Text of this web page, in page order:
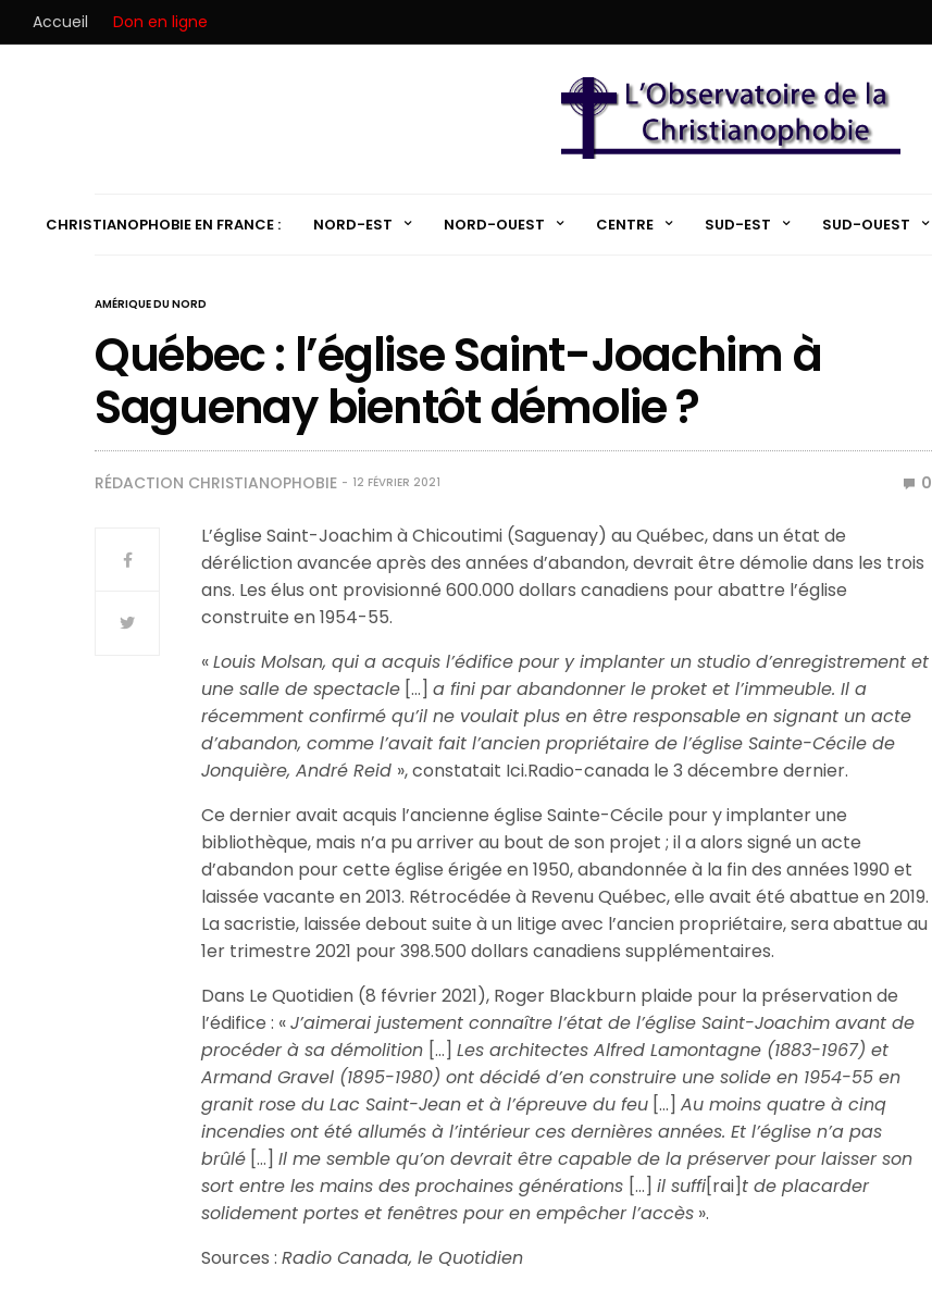
Accueil Don en ligne
CHRISTIANOPHOBIE EN FRANCE : NORD-EST NORD-OUEST CENTRE SUD-EST SUD-OUEST
AMÉRIQUE DU NORD
Québec : l’église Saint-Joachim à
Saguenay bientôt démolie ?
RÉDACTION CHRISTIANOPHOBIE 12 FÉVRIER 2021 0
L’église Saint-Joachim à Chicoutimi (Saguenay) au Québec, dans un état de
déréliction avancée après des années d’abandon, devrait être démolie dans les trois
ans. Les élus ont provisionné 600.000 dollars canadiens pour abattre l’église
construite en 1954-55.
«Louis Molsan, qui a acquis l’édifice pour y implanter un studio d’enregistrement et
une salle de spectacle […]a fini par abandonner le proket et l’immeuble. Il a
récemment confirmé qu’il ne voulait plus en être responsable en signant un acte
d’abandon, comme l’avait fait l’ancien propriétaire de l’église Sainte-Cécile de
Jonquière, André Reid », constatait Ici.Radio-canada le 3 décembre dernier.
Ce dernier avait acquis l’ancienne église Sainte-Cécile pour y implanter une
bibliothèque, mais n’a pu arriver au bout de son projet ; il a alors signé un acte
d’abandon pour cette église érigée en 1950, abandonnée à la fin des années 1990 et
laissée vacante en 2013. Rétrocédée à Revenu Québec, elle avait été abattue en 2019.
La sacristie, laissée debout suite à un litige avec l’ancien propriétaire, sera abattue au
1er trimestre 2021 pour 398.500 dollars canadiens supplémentaires.
Dans Le Quotidien (8 février 2021), Roger Blackburn plaide pour la préservation de
l’édifice : «J’aimerai justement connaître l’état de l’église Saint-Joachim avant de
procéder à sa démolition […]Les architectes Alfred Lamontagne (1883-1967) et
Armand Gravel (1895-1980) ont décidé d’en construire une solide en 1954-55 en
granit rose du Lac Saint-Jean et à l’épreuve du feu […]Au moins quatre à cinq
incendies ont été allumés à l’intérieur ces dernières années. Et l’église n’a pas
brûlé […]Il me semble qu’on devrait être capable de la préserver pour laisser son
sort entre les mains des prochaines générations […]il suffi[rai]t de placarder
solidement portes et fenêtres pour en empêcher l’accès ».
Sources :Radio Canada, le Quotidien